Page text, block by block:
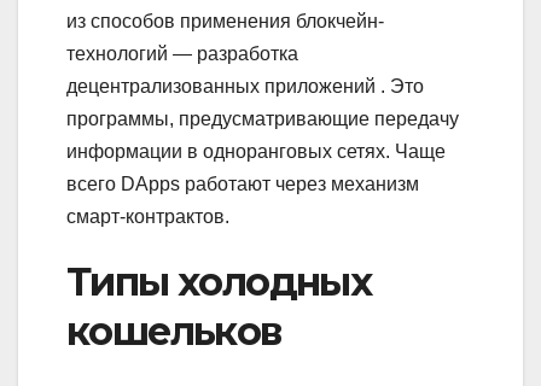
из способов применения блокчейн-
технологий ― разработка
децентрализованных приложений . Это
программы, предусматривающие передачу
информации в одноранговых сетях. Чаще
всего DApps работают через механизм
смарт-контрактов.
Типы холодных
кошельков